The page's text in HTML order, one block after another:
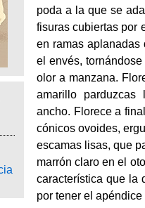
poda a la que se
fisuras cubiertas por
en ramas aplanadas
el envés,
olor a manzana.
amarillo parduzcas
ancho. Florece a
cónicos ovoides,
escamas lisas, que
marrón claro en el
característica que la
por tener el